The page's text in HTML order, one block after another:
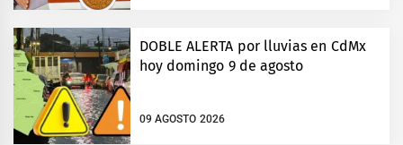
DOBLE ALERTA por lluvias en CdMx
hoy domingo 9 de agosto
09 AGOSTO 2026